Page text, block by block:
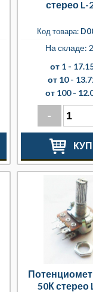
стерео L-
Код товара:
На складе:
от 1 -
от 10 -
от 100 -
-
50К стерео